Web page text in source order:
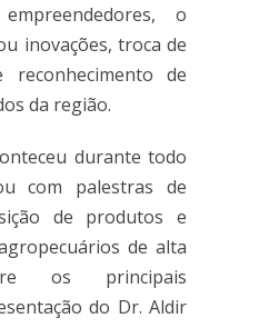
o
inovações, troca de
reconhecimento de
da região.
durante todo
com palestras de
de produtos e
de alta
os principais
do Dr. Aldir